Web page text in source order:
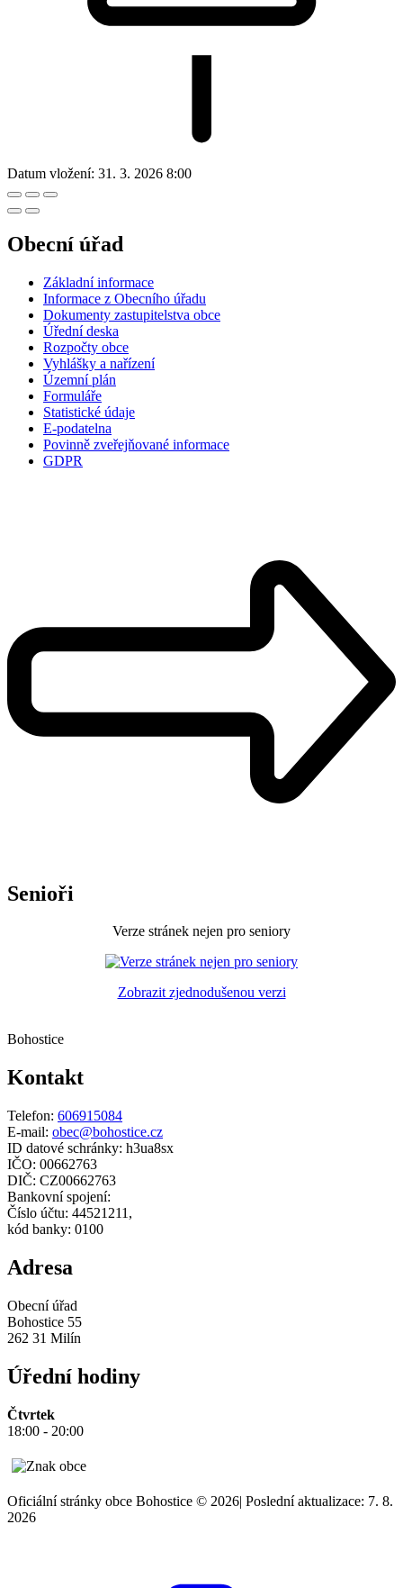
Datum vložení: 31. 3. 2026 8:00
Obecní úřad
Základní informace
Informace z Obecního úřadu
Dokumenty zastupitelstva obce
Úřední deska
Rozpočty obce
Vyhlášky a nařízení
Územní plán
Formuláře
Statistické údaje
E-podatelna
Povinně zveřejňované informace
GDPR
Senioři
Verze stránek nejen pro seniory
Zobrazit zjednodušenou verzi
Bohostice
Kontakt
Telefon: 606915084
E-mail: obec@bohostice.cz
ID datové schránky: h3ua8sx
IČO: 00662763
DIČ: CZ00662763
Bankovní spojení:
Číslo účtu: 44521211,
kód banky: 0100
Adresa
Obecní úřad
Bohostice 55
262 31 Milín
Úřední hodiny
Čtvrtek
18:00 - 20:00
Oficiální stránky obce Bohostice © 2026| Poslední aktualizace: 7. 8.
2026